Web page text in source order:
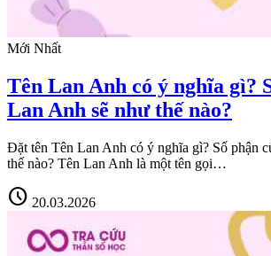
Mới Nhất
Tên Lan Anh có ý nghĩa gì?
Lan Anh sẽ như thế nào?
Đặt tên Tên Lan Anh có ý nghĩa gì? Số phận
thế nào? Tên Lan Anh là một tên gọi…
schedule 20.03.2026